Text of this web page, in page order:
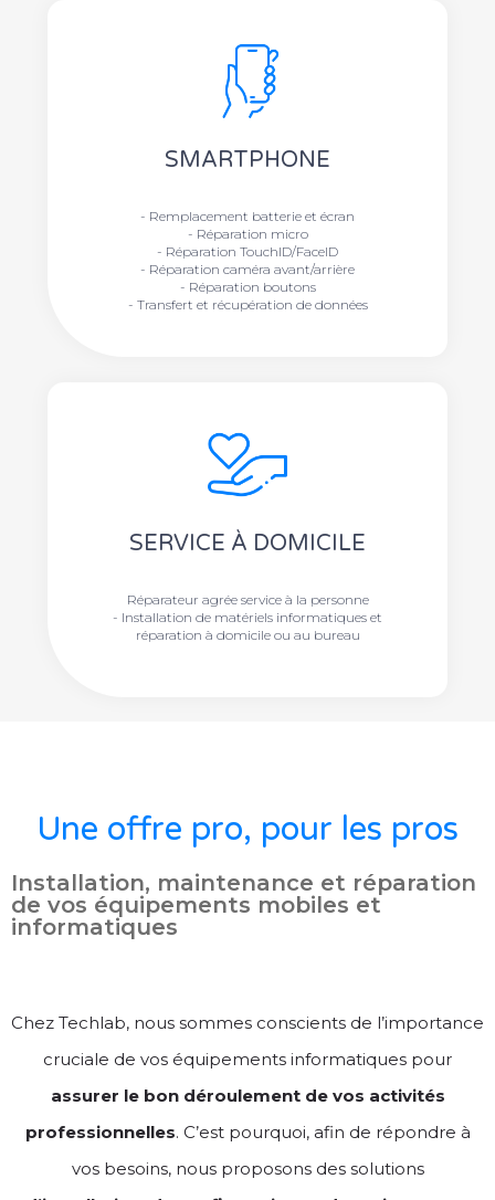
SMARTPHONE
- Remplacement batterie et écran
- Réparation micro
- Réparation TouchID/FaceID
- Réparation caméra avant/arrière
- Réparation boutons
- Transfert et récupération de données
SERVICE À DOMICILE
Réparateur agrée service à la personne
- Installation de matériels informatiques et
réparation à domicile ou au bureau
Une offre pro, pour les pros
Installation, maintenance et réparation
de vos équipements mobiles et
informatiques
Chez Techlab, nous sommes conscients de l’importance
cruciale de vos équipements informatiques pour
assurer le bon déroulement de vos activités
professionnelles. C’est pourquoi, afin de répondre à
vos besoins, nous proposons des solutions